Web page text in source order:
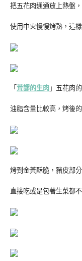
把五花肉通通放上熱盤
使用中火慢慢烤熟，這樣
「荒謬的生肉」五花肉
油脂含量比較高，烤後
烤到金黃酥脆，豬皮部
直接吃或是包著生菜都不